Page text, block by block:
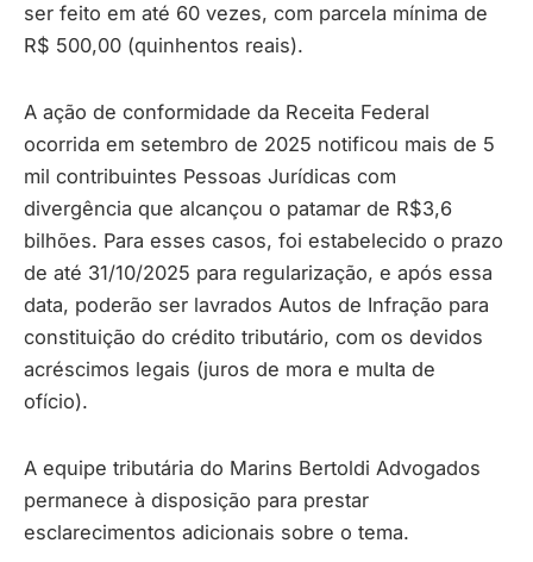
ser feito em até 60 vezes, com parcela mínima de
R$ 500,00 (quinhentos reais).
A ação de conformidade da Receita Federal
ocorrida em setembro de 2025 notificou mais de 5
mil contribuintes Pessoas Jurídicas com
divergência que alcançou o patamar de R$3,6
bilhões. Para esses casos, foi estabelecido o prazo
de até 31/10/2025 para regularização, e após essa
data, poderão ser lavrados Autos de Infração para
constituição do crédito tributário, com os devidos
acréscimos legais (juros de mora e multa de
ofício).
A equipe tributária do Marins Bertoldi Advogados
permanece à disposição para prestar
esclarecimentos adicionais sobre o tema.